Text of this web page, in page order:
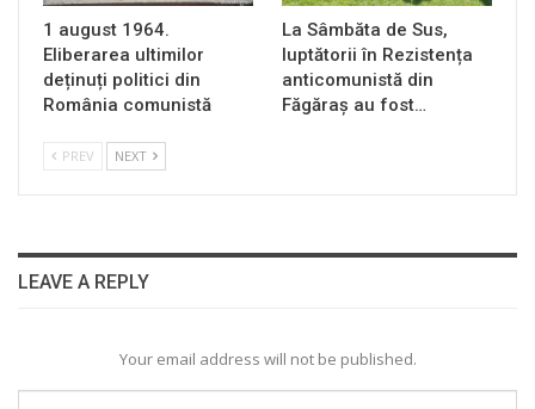
1 august 1964.
Eliberarea ultimilor
deținuți politici din
România comunistă
La Sâmbăta de Sus,
luptătorii în Rezistența
anticomunistă din
Făgăraș au fost…
PREV NEXT
LEAVE A REPLY
Your email address will not be published.